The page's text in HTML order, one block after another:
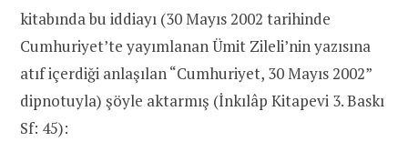
kitabında bu iddiayı (30 Mayıs 2002 tarihinde
Cumhuriyet’te yayımlanan Ümit Zileli’nin yazısına
atıf içerdiği anlaşılan “Cumhuriyet, 30 Mayıs 2002”
dipnotuyla) şöyle aktarmış (İnkılâp Kitapevi 3. Baskı
Sf: 45):